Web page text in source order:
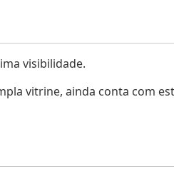
visibilidade.
vitrine, ainda conta com